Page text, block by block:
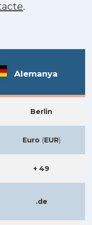
.
Alemanya
Berlin
Euro(EUR)
+ 49
.de